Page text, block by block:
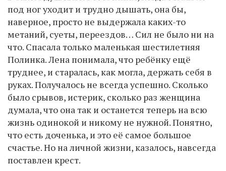
под ног уходит и трудно дышать, она бы,
наверное, просто не выдержала каких-то
метаний, суеты, переездов… Сил не было ни на
что. Спасала только маленькая шестилетняя
Полинка. Лена понимала, что ребёнку ещё
труднее, и старалась, как могла, держать себя в
руках. Получалось не всегда успешно. Сколько
было срывов, истерик, сколько раз женщина
думала, что она так и останется теперь на всю
жизнь одинокой и никому не нужной. Понятно,
что есть доченька, и это её самое большое
счастье. Но на личной жизни, казалось, навсегда
поставлен крест.